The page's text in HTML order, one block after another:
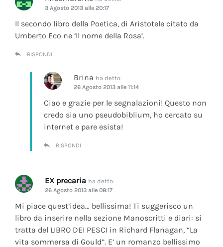
3 Agosto 2013 alle 20:17
Il secondo libro della Poetica, di Aristotele citato da
Umberto Eco ne ‘Il nome della Rosa’.
RISPONDI
Brina ha detto:
26 Agosto 2013 alle 11:14
Ciao e grazie per le segnalazioni! Questo non
credo sia uno pseudobiblium, ho cercato su
internet e pare esista!
RISPONDI
EX precaria ha detto:
26 Agosto 2013 alle 08:17
Mi piace quest’idea… bellissima! Ti suggerisco un
libro da inserire nella sezione Manoscritti e diari: si
tratta del LIBRO DEI PESCI in Richard Flanagan, “La
vita sommersa di Gould”. E’ un romanzo bellissimo